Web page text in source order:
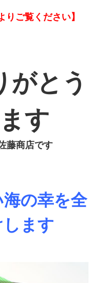
りご覧ください】
がとう
す
藤商店です
の幸を全
します